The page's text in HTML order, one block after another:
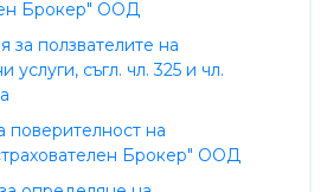
Брокер" ООД
за ползвателите на
услуги, съгл. чл. 325 и чл.
поверителност на
Брокер" ООД